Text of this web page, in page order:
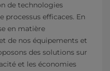
de technologies
processus efficaces. En
en matière
de nos équipements et
des solutions sur
et les économies